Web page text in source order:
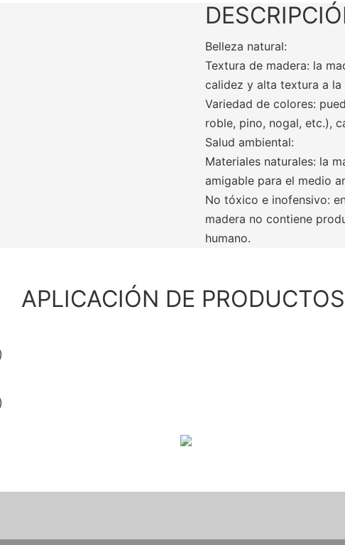
Belleza natural:
Textura de madera: la
calidez y alta textura a la
Variedad de colores:
roble, pino, nogal, etc.),
Salud ambiental:
Materiales naturales: la
amigable para el medio
No tóxico e inofensivo:
madera no contiene
humano.
APLICACIÓN DE